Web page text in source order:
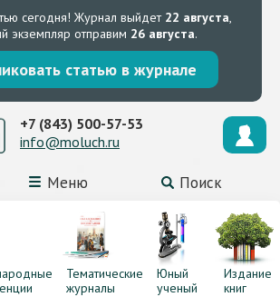
сегодня! Журнал выйдет 22 августа,
экземпляр отправим 26 августа.
статью в журнале
Меню Поиск
+7 (843) 500-57-53
info@moluch.ru
Тематические
журналы
Юный
ученый
Издание
книг